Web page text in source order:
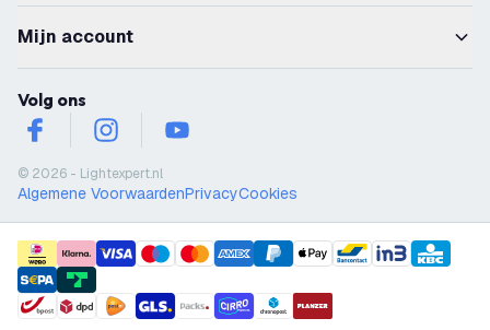
Mijn account
Volg ons
facebookinstagramyoutube
© 2026 - Lightexpert.nl
Algemene VoorwaardenPrivacyCookies
payment methods
shipment methods